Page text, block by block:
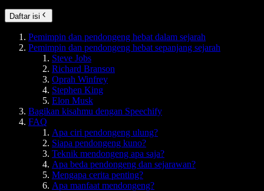
Daftar isi
Pemimpin dan pendongeng hebat dalam sejarah
Pemimpin dan pendongeng hebat sepanjang sejarah
Steve Jobs
Richard Branson
Oprah Winfrey
Stephen King
Elon Musk
Bagikan kisahmu dengan Speechify
FAQ
Apa ciri pendongeng ulung?
Siapa pendongeng kuno?
Teknik mendongeng apa saja?
Apa beda pendongeng dan sejarawan?
Mengapa cerita penting?
Apa manfaat mendongeng?